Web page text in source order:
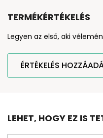
TERMÉKÉRTÉKELÉS
Legyen az első, aki
ÉRTÉKELÉS
LEHET, HOGY EZ IS